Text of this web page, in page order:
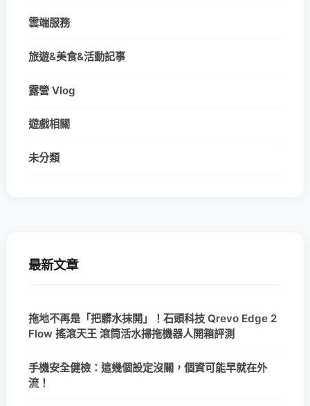
雲端服務
旅遊&美食&活動記事
露營 Vlog
遊戲相關
未分類
最新文章
拖地不再是「把髒水抹開」！石頭科技 Qrevo Edge 2
Flow 搖滾天王 滾筒活水掃拖機器人開箱評測
手機安全健檢：這幾個設定沒關，個資可能早就在外
流！